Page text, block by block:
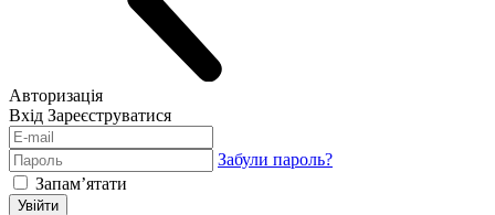
Авторизація
Вхід Зареєструватися
Забули пароль?
Запам’ятати
Увійти